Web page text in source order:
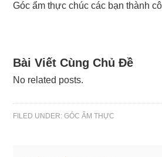
Góc ẩm thực chúc các bạn thành
Bài Viết Cùng Chủ Đề
No related posts.
FILED UNDER:GÓC ẨM THỰC